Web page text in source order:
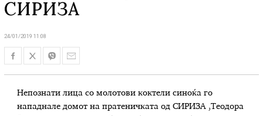
СИРИЗА
24/01/2019 11:08
Непознати лица со молотови коктели синоќа го
нападнале домот на пратеничката од СИРИЗА ,Теодора